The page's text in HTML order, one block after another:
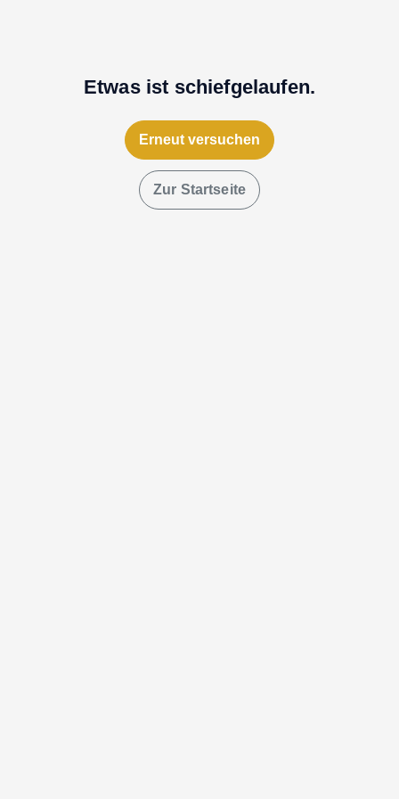
Etwas ist schiefgelaufen.
Erneut versuchen
Zur Startseite